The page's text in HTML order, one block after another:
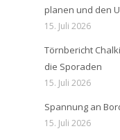
planen und den
15. Juli 2026
Törnbericht
die Sporaden
15. Juli 2026
Spannung an
15. Juli 2026